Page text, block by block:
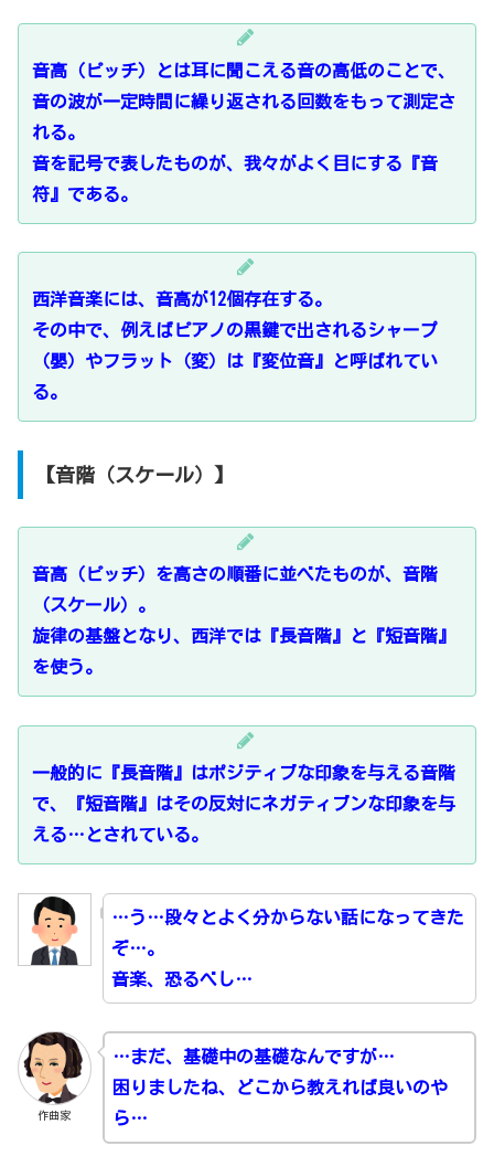
音高（ピッチ）とは耳に聞こえる音の高低のことで、
音の波が一定時間に繰り返される回数をもって測定さ
れる。
音を記号で表したものが、我々がよく目にする『音
符』である。
西洋音楽には、音高が12個存在する。
その中で、例えばピアノの黒鍵で出されるシャープ
（嬰）やフラット（変）は『変位音』と呼ばれてい
る。
【音階（スケール）】
音高（ピッチ）を高さの順番に並べたものが、音階
（スケール）。
旋律の基盤となり、西洋では『長音階』と『短音階』
を使う。
一般的に『長音階』はポジティブな印象を与える音階
で、『短音階』はその反対にネガティブンな印象を与
える…とされている。
…う…段々とよく分からない話になってきた
ぞ…。
音楽、恐るべし…
作曲家
…まだ、基礎中の基礎なんですが…
困りましたね、どこから教えれば良いのや
ら…